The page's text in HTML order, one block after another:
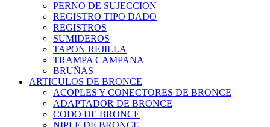
PERNO DE SUJECCION
REGISTRO TIPO DADO
REGISTROS
SUMIDEROS
TAPON REJILLA
TRAMPA CAMPANA
BRUÑAS
ARTICULOS DE BRONCE
ACOPLES Y CONECTORES DE BRONCE
ADAPTADOR DE BRONCE
CODO DE BRONCE